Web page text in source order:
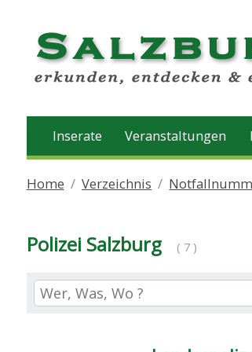
Inserate Veranstaltungen
Home Verzeichnis
Polizei Salzburg ( 7 )